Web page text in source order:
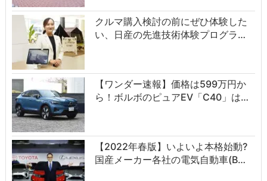
クルマ購入検討の前にぜひ体験した
い、日産の先進技術体験プログラ…
【ワンダー速報】価格は599万円か
ら！ボルボのピュアEV「C40」は…
【2022年春版】いよいよ本格始動?
国産メーカー各社の電気自動車(B…